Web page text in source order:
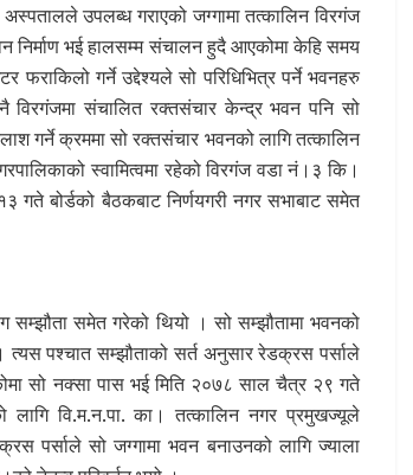
उपलब्ध गराएको जग्गामा तत्कालिन विरगंज
निर्माण भई हालसम्म संचालन हुदै आएकोमा केहि समय
फराकिलो गर्ने उद्देश्यले सो परिधिभित्र पर्ने भवनहरु
विरगंजमा संचालित रक्तसंचार केन्द्र भवन पनि सो
गर्ने क्रममा सो रक्तसंचार भवनको लागि तत्कालिन
स्वामित्वमा रहेको विरगंज वडा नं।३ कि।
बोर्डको बैठकबाट निर्णयगरी नगर सभाबाट समेत
समेत गरेको थियो । सो सम्झौतामा भवनको
पश्चात सम्झौताको सर्त अनुसार रेडक्रस पर्साले
सो नक्सा पास भई मिति २०७८ साल चैत्र २९ गते
वि.म.न.पा. का। तत्कालिन नगर प्रमुखज्यूले
पर्साले सो जग्गामा भवन बनाउनको लागि ज्याला